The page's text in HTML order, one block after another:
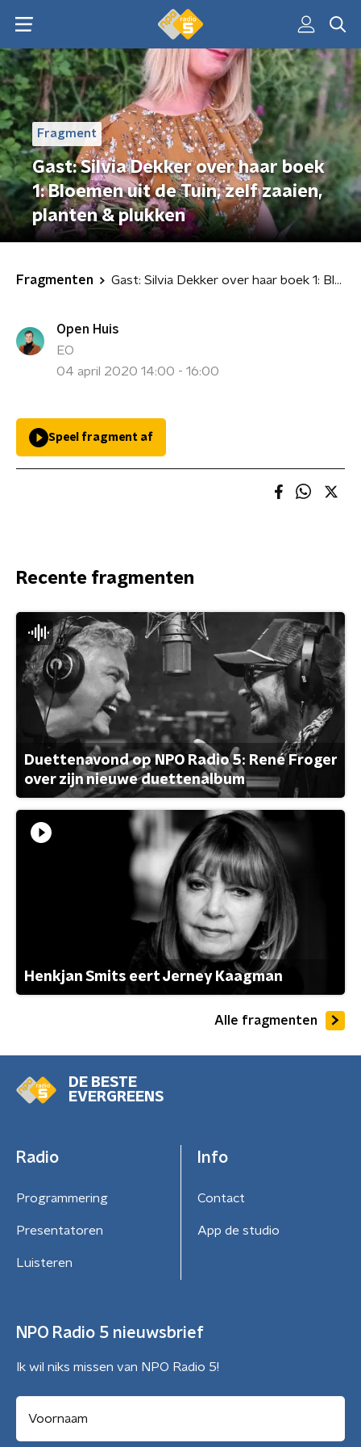
Fragment
Gast: Silvia Dekker over haar boek
1: Bloemen uit de Tuin, zelf zaaien,
planten & plukken
Fragmenten Gast: Silvia Dekker over haar boek 1: Bloemen uit de Tuin, zelf zaaien, planten & plukken
Open Huis
EO
04 april 2020 14:00 - 16:00
Speel fragment af
Recente fragmenten
Duettenavond op NPO Radio 5: René Froger
over zijn nieuwe duettenalbum
Henkjan Smits eert Jerney Kaagman
Alle fragmenten
DE BESTE
EVERGREENS
Radio
Programmering
Presentatoren
Luisteren
Info
Contact
App de studio
NPO Radio 5 nieuwsbrief
Ik wil niks missen van NPO Radio 5!